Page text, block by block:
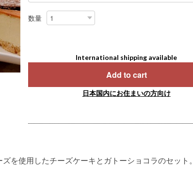
数量
International shipping available
Add to cart
日本国内にお住まいの方向け
を使用したチーズケーキとガトーショコラのセット。